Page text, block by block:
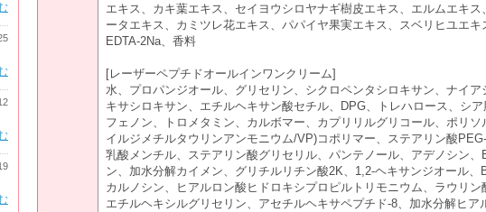
エキス、カキ葉エキス、セイヨウシロヤナギ樹皮エキス、エルムエキス
ータエキス、カミツレ花エキス、パパイヤ果実エキス、スベリヒユエキ
EDTA-2Na、香料
[レーザーペプチドオールインワンクリーム]
水、プロパンジオール、グリセリン、シクロペンタシロキサン、ナイ
キサシロキサン、エチルヘキサン酸セチル、DPG、トレハロース、シ
フェノン、トロメタミン、カルボマー、カプリリルグリコール、ポリソ
イルジメチルタウリンアンモニウム/VP)コポリマー、ステアリン酸PEG-
乳酸メンチル、ステアリン酸グリセリル、パンテノール、アデノシン、
ン、加水分解カイメン、グリチルリチン酸2K、1,2-ヘキサンジオール、
カルノシン、ヒアルロン酸ヒドロキシプロピルトリモニウム、ラウリン
エチルヘキシルグリセリン、アセチルヘキサペプチド-8、加水分解ヒア